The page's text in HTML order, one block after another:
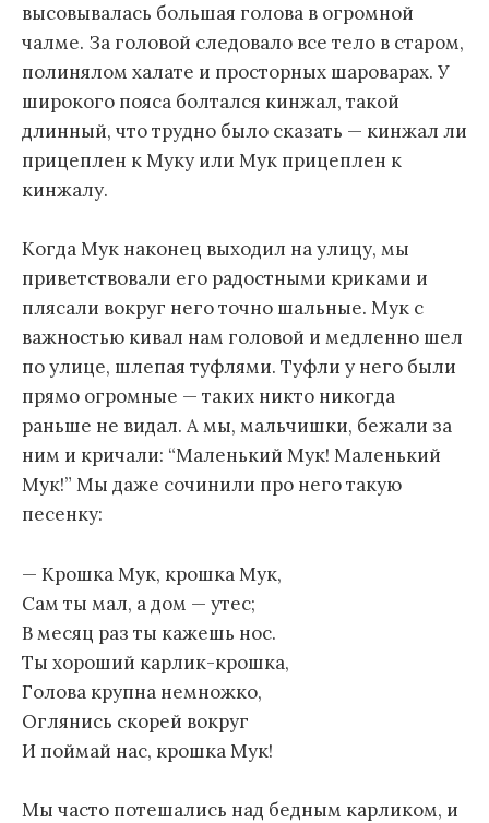
высовывалась большая голова в огромной
чалме. За головой следовало все тело в старом,
полинялом халате и просторных шароварах. У
широкого пояса болтался кинжал, такой
длинный, что трудно было сказать — кинжал ли
прицеплен к Муку или Мук прицеплен к
кинжалу.
Когда Мук наконец выходил на улицу, мы
приветствовали его радостными криками и
плясали вокруг него точно шальные. Мук с
важностью кивал нам головой и медленно шел
по улице, шлепая туфлями. Туфли у него были
прямо огромные — таких никто никогда
раньше не видал. А мы, мальчишки, бежали за
ним и кричали: “Маленький Мук! Маленький
Мук!” Мы даже сочинили про него такую
песенку:
— Крошка Мук, крошка Мук,
Сам ты мал, а дом — утес;
В месяц раз ты кажешь нос.
Ты хороший карлик-крошка,
Голова крупна немножко,
Оглянись скорей вокруг
И поймай нас, крошка Мук!
Мы часто потешались над бедным карликом, и